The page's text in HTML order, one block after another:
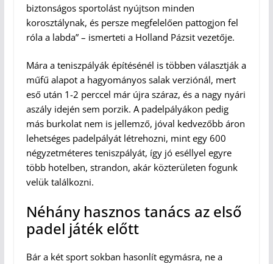
biztonságos sportolást nyújtson minden
korosztálynak, és persze megfelelően pattogjon fel
róla a labda” – ismerteti a Holland Pázsit vezetője.
Mára a teniszpályák építésénél is többen választják a
műfű alapot a hagyományos salak verziónál, mert
eső után 1-2 perccel már újra száraz, és a nagy nyári
aszály idején sem porzik. A padelpályákon pedig
más burkolat nem is jellemző, jóval kedvezőbb áron
lehetséges padelpályát létrehozni, mint egy 600
négyzetméteres teniszpályát, így jó eséllyel egyre
több hotelben, strandon, akár közterületen fogunk
velük találkozni.
Néhány hasznos tanács az első
padel játék előtt
Bár a két sport sokban hasonlít egymásra, ne a